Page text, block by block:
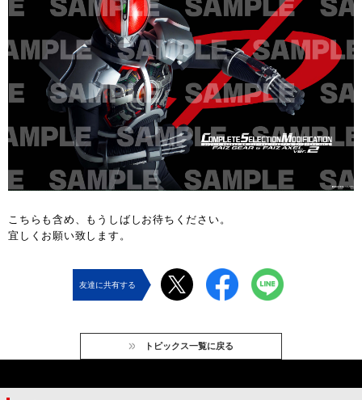
こちらも含め、もうしばしお待ちください。
宜しくお願い致します。
友達に共有する
トピックス一覧に戻る